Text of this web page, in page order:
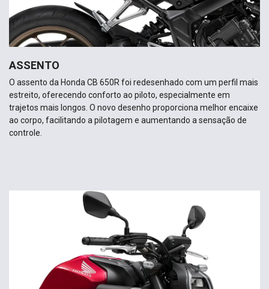
ASSENTO
O assento da Honda CB 650R foi redesenhado com um perfil mais
estreito, oferecendo conforto ao piloto, especialmente em
trajetos mais longos. O novo desenho proporciona melhor encaixe
ao corpo, facilitando a pilotagem e aumentando a sensação de
controle.